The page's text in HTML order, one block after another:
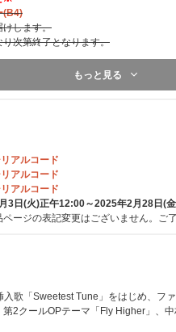
(B4)
します。
次第終了となります。
次第終了となります。
もっと見る
アルコード
アルコード
アルコード
3日(火)正午12:00～2025年2月28日(
ージの表記変更はございません。ご了
歌「Sweetest Tune」をはじめ、フ
2クールOPテーマ「Fly Higher」、